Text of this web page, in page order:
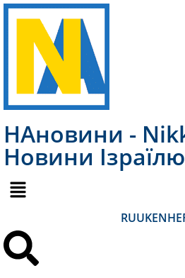
НАновини -
Новини Ізраїлю
RUUKENHE